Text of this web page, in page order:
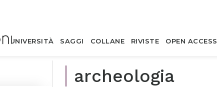
UNIVERSITÀ SAGGI COLLANE RIVISTE OPEN ACCESS
archeologia